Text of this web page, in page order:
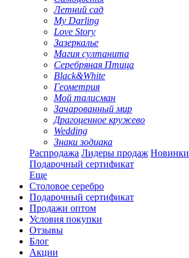
Летний сад
My Darling
Love Story
Зазеркалье
Магия султанита
Серебряная Птица
Black&White
Геометрия
Мой талисман
Зачарованный мир
Драгоценное кружево
Wedding
Знаки зодиака
Распродажа Лидеры продаж Новинки
Подарочный сертификат
Еще
Столовое серебро
Подарочный сертификат
Продажи оптом
Условия покупки
Отзывы
Блог
Акции